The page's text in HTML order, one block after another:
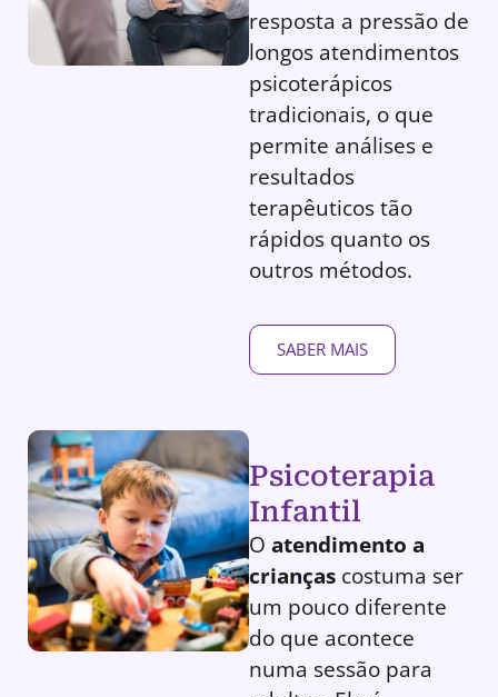
resposta a pressão de
longos atendimentos
psicoterápicos
tradicionais, o que
permite análises e
resultados
terapêuticos tão
rápidos quanto os
outros métodos.
SABER MAIS
Psicoterapia
Infantil
O atendimento a
crianças costuma ser
um pouco diferente
do que acontece
numa sessão para